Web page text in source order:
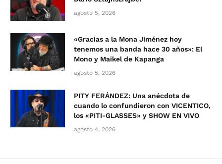
agosto 5, 2026
«Gracias a la Mona Jiménez hoy
tenemos una banda hace 30 años»: El
Mono y Maikel de Kapanga
agosto 5, 2026
PITY FERÁNDEZ: Una anécdota de
cuando lo confundieron con VICENTICO,
los «PITI-GLASSES» y SHOW EN VIVO
agosto 4, 2026